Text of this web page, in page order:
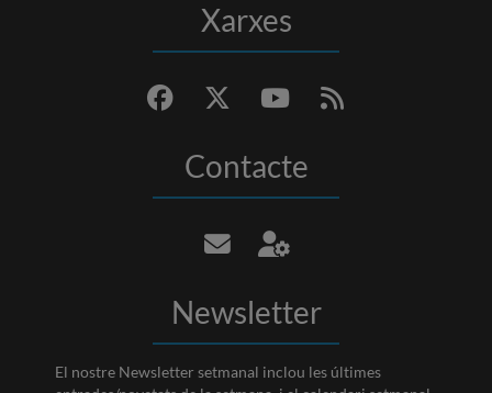
Xarxes
Contacte
Newsletter
El nostre Newsletter setmanal inclou les últimes